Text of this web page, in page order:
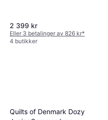
2 399 kr
Eller 3 betalinger av 826 kr*
4 butikker
Quilts of Denmark Dozy